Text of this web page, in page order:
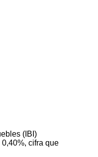
(IBI)
cifra que